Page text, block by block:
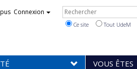
Connexion Rechercher
Ce site Tout UdeM
VOUS ÊTES